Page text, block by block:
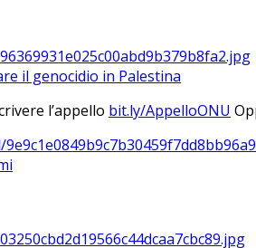
il genocidio in Palestina
l’appello bit.ly/AppelloONU